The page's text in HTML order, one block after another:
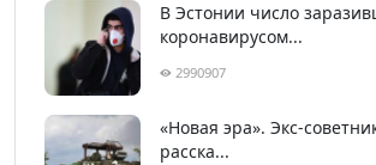
В Эстонии число
коронавирусом...
2990907
«Новая эра». Экс-
расска...